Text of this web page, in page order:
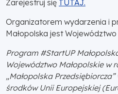
Zarejestruj się TUTAJ.
Organizatorem wydarzenia i
Małopolska jest Województwo
Program #StartUP
Województwo Małopolskie w
„Małopolska
środków Unii Europejskiej